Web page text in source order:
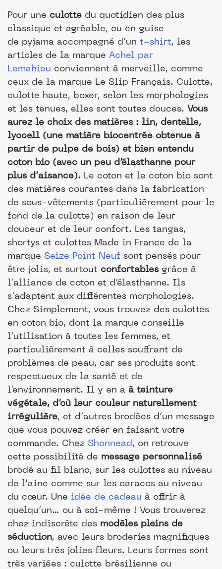
Pour une culotte du quotidien des plus
classique et agréable, ou en guise
de pyjama accompagné d’un t-shirt, les
articles de la marque Achel par
Lemahieu conviennent à merveille, comme
ceux de la marque Le Slip Français. Culotte,
culotte haute, boxer, selon les morphologies
et les tenues, elles sont toutes douces. Vous
aurez le choix des matières : lin, dentelle,
lyocell (une matière biocentrée obtenue à
partir de pulpe de bois) et bien entendu
coton bio (avec un peu d’élasthanne pour
plus d’aisance). Le coton et le coton bio sont
des matières courantes dans la fabrication
de sous-vêtements (particulièrement pour le
fond de la culotte) en raison de leur
douceur et de leur confort. Les tangas,
shortys et culottes Made in France de la
marque Seize Point Neuf sont pensés pour
être jolis, et surtout confortables grâce à
l’alliance de coton et d’élasthanne. Ils
s’adaptent aux différentes morphologies.
Chez Simplement, vous trouvez des culottes
en coton bio, dont la marque conseille
l’utilisation à toutes les femmes, et
particulièrement à celles souffrant de
problèmes de peau, car ses produits sont
respectueux de la santé et de
l’environnement. Il y en a à teinture
végétale, d’où leur couleur naturellement
irrégulière, et d’autres brodées d’un message
que vous pouvez créer en faisant votre
commande. Chez Shonnead , on retrouve
cette possibilité de message personnalisé
brodé au fil blanc, sur les culottes au niveau
de l’aine comme sur les caracos au niveau
du cœur. Une idée de cadeau à offrir à
quelqu’un… ou à soi-même ! Vous trouverez
chez indiscrète des modèles pleins de
séduction, avec leurs broderies magnifiques
ou leurs très jolies fleurs. Leurs formes sont
très variées : culotte brésilienne ou